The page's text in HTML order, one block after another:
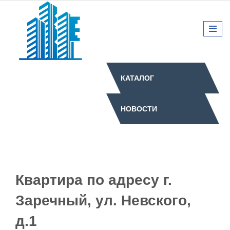
КАТАЛОГ
НОВОСТИ
Квартира по адресу г.
Заречный, ул. Невского,
д.1